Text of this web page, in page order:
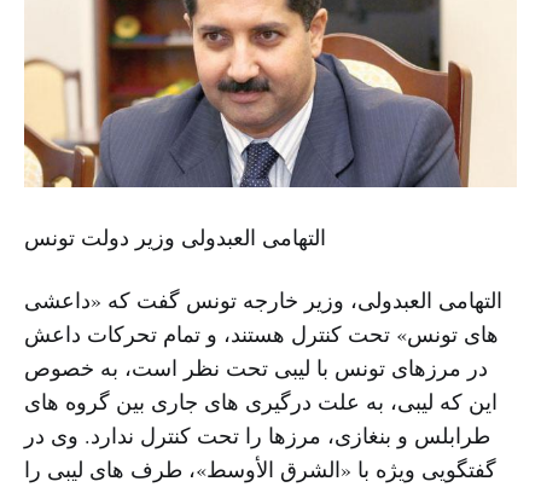
التهامی العبدولی وزیر دولت تونس
التهامی العبدولی، وزیر خارجه تونس گفت که «داعشی
های تونس» تحت کنترل هستند، و تمام تحرکات داعش
در مرزهای تونس با لیبی تحت نظر است، به خصوص
این که لیبی، به علت درگیری های جاری بین گروه های
طرابلس و بنغازی، مرزها را تحت کنترل ندارد. وی در
گفتگویی ویژه با «الشرق الأوسط»، طرف های لیبی را